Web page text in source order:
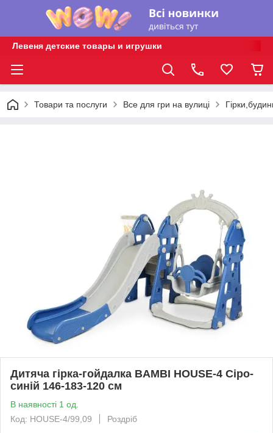
Левеня детские товары и игрушки
Товари та послуги Все для гри на вулиці
Дитяча гірка-гойдалка BAMBI HOUSE-4 Сіро-
синій 146-183-120 см
В наявності 1 од.
Код: HOUSE-4/99,09
Роздріб